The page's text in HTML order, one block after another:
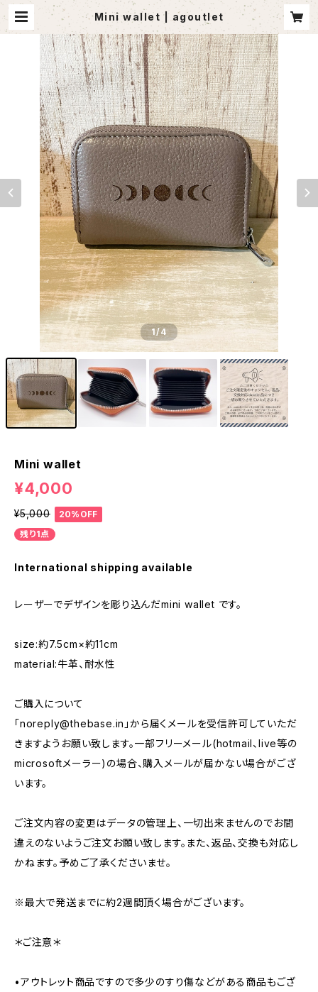
Mini wallet | agoutlet
1/4
Mini wallet
¥4,000
¥5,000
20%OFF
残り1点
International shipping available
レーザーでデザインを彫り込んだmini wallet です。
size:約7.5cm×約11cm
material:牛革、耐水性
ご購入について
「noreply@thebase.in 」から届くメールを受信許可していただ
きますようお願い致します。一部フリーメール(hotmail、live等の
microsoftメーラー)の場合、購入メールが届かない場合がござ
います。
ご注文内容の変更はデータの管理上、一切出来ませんのでお間
違えのないようご注文お願い致します。また、返品、交換も対応し
かねます。予めご了承くださいませ。
※最大で発送までに約2週間頂く場合がございます。
＊ご注意＊
•アウトレット商品ですので多少のすり傷などがある商品もござ